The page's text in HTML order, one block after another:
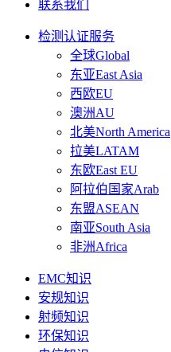
联系我们
检测认证服务
全球Global
东亚East Asia
西欧EU
澳洲AU
北美North America
拉美LATAM
东欧East EU
阿拉伯国家Arab
东盟ASEAN
南亚South Asia
非洲Africa
EMC知识
安规知识
射频知识
环保知识